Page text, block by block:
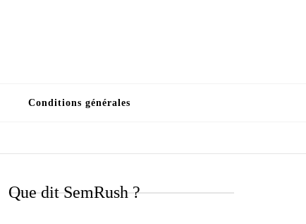
Conditions générales
Que dit SemRush ?